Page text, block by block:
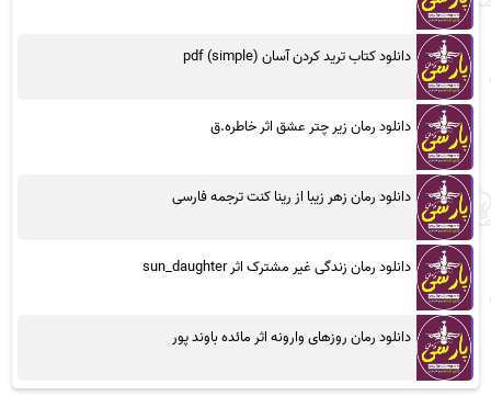
دانلود کتاب ترید کردن آسان (simple) pdf
دانلود رمان زیر چتر عشق اثر خاطره.ق
دانلود رمان زهر زیبا از رینا کنت ترجمه فارسی
دانلود رمان زندگی غیر مشترک اثر sun_daughter
دانلود رمان روزهای وارونه اثر مائده باوند پور